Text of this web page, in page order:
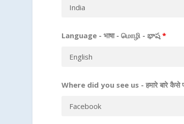
Language - भाषा - மொழி - భాష*
Where did you see us - हमारे बारे